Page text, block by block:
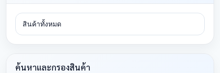
ค้นหาและกรองสินค้า